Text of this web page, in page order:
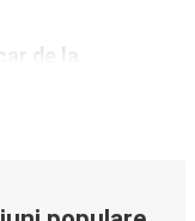
de la
pe ruta